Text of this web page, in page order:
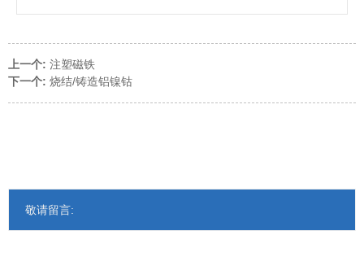
上一个: 注塑磁铁
下一个: 烧结/铸造铝镍钴
敬请留言: